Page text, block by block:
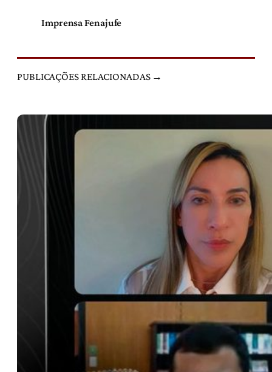
Imprensa Fenajufe
PUBLICAÇÕES RELACIONADAS →